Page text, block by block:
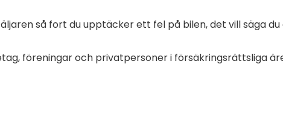
så fort du upptäcker ett fel på bilen,det vill säga
, föreningaroch privatpersoner i försäkringsrättsliga